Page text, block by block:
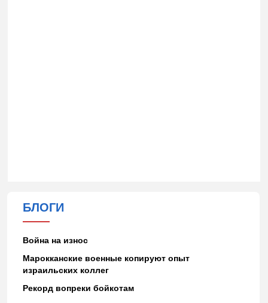
БЛОГИ
Война на износ
Марокканские военные копируют опыт
израильских коллег
Рекорд вопреки бойкотам